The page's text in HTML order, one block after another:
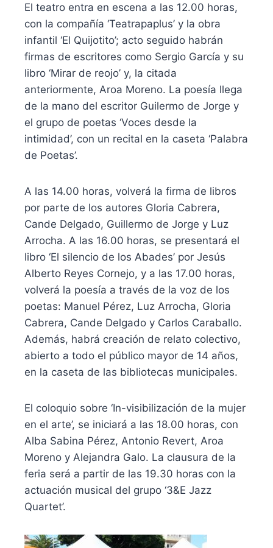
El teatro entra en escena a las 12.00 horas,
con la compañía ‘Teatrapaplus’ y la obra
infantil ‘El Quijotito’; acto seguido habrán
firmas de escritores como Sergio García y su
libro ‘Mirar de reojo’ y, la citada
anteriormente, Aroa Moreno. La poesía llega
de la mano del escritor Guilermo de Jorge y
el grupo de poetas ‘Voces desde la
intimidad’, con un recital en la caseta ‘Palabra
de Poetas’.
A las 14.00 horas, volverá la firma de libros
por parte de los autores Gloria Cabrera,
Cande Delgado, Guillermo de Jorge y Luz
Arrocha. A las 16.00 horas, se presentará el
libro ‘El silencio de los Abades’ por Jesús
Alberto Reyes Cornejo, y a las 17.00 horas,
volverá la poesía a través de la voz de los
poetas: Manuel Pérez, Luz Arrocha, Gloria
Cabrera, Cande Delgado y Carlos Caraballo.
Además, habrá creación de relato colectivo,
abierto a todo el público mayor de 14 años,
en la caseta de las bibliotecas municipales.
El coloquio sobre ‘In-visibilización de la mujer
en el arte’, se iniciará a las 18.00 horas, con
Alba Sabina Pérez, Antonio Revert, Aroa
Moreno y Alejandra Galo. La clausura de la
feria será a partir de las 19.30 horas con la
actuación musical del grupo ‘3&E Jazz
Quartet’.